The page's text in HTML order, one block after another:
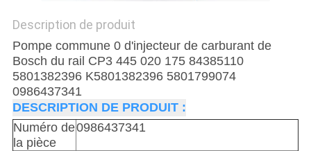
Description de produit
Pompe commune 0 d'injecteur de carburant de
Bosch du rail CP3 445 020 175 84385110
5801382396 K5801382396 5801799074
0986437341
DESCRIPTION DE PRODUIT :
Numéro de
la pièce
0986437341